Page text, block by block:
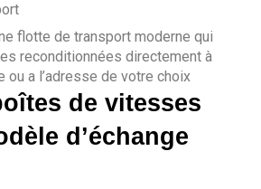
flotte de transport moderne qui
reconditionnées directement à
ou a l’adresse de votre choix
de vitesses
d’échange